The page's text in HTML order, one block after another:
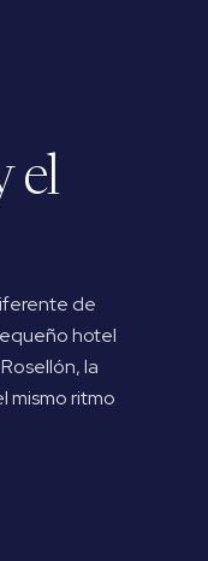
el
de
hotel
la
mismo ritmo